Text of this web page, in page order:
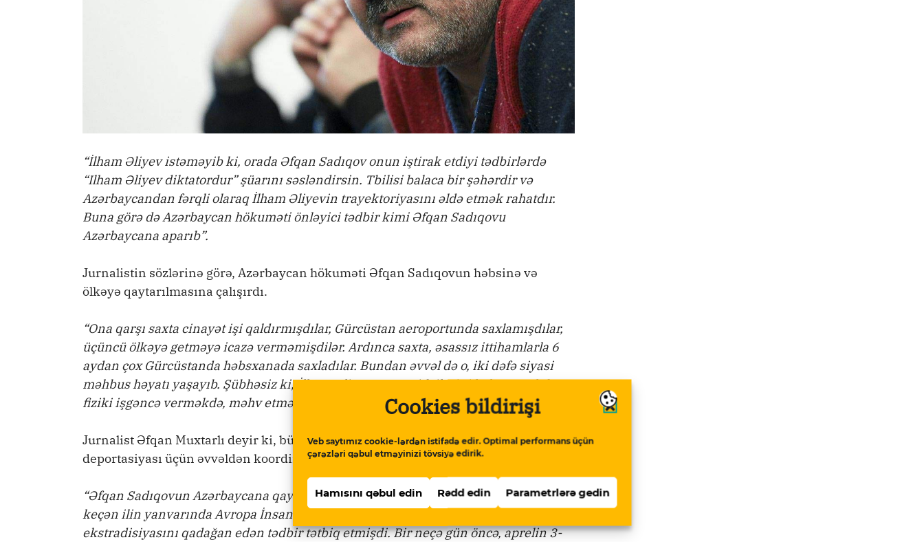
Cookies bildirişi
Veb saytımız cookie-lərdən istifadə edir. Optimal performans üçün
çərəzləri qəbul etməyinizi tövsiyə edirik.
Hamısını qəbul edin Rədd edin Parametrlərə gedin
“İlham Əliyev istəməyib ki, orada Əfqan Sadıqov onun iştirak etdiyi tədbirlərdə
“Ilham Əliyev diktatordur” şüarını səsləndirsin. Tbilisi balaca bir şəhərdir və
Azərbaycandan fərqli olaraq İlham Əliyevin trayektoriyasını əldə etmək rahatdır.
Buna görə də Azərbaycan hökuməti önləyici tədbir kimi Əfqan Sadıqovu
Azərbaycana aparıb”.
Jurnalistin sözlərinə görə, Azərbaycan hökuməti Əfqan Sadıqovun həbsinə və
ölkəyə qaytarılmasına çalışırdı.
“Ona qarşı saxta cinayət işi qaldırmışdılar, Gürcüstan aeroportunda saxlamışdılar,
üçüncü ölkəyə getməyə icazə verməmişdilər. Ardınca saxta, əsassız ittihamlarla 6
aydan çox Gürcüstanda həbsxanada saxladılar. Bundan əvvəl də o, iki dəfə siyasi
məhbus həyatı yaşayıb. Şübhəsiz ki, İlham Əliyev öz tənqidçilərini həbs etməkdə,
fiziki işgəncə verməkdə, məhv etməkdə israrlıdır”
Jurnalist Əfqan Muxtarlı deyir ki, bütün bunlar iki ölkədə Əfqan Sadıqovun
deportasiyası üçün əvvəldən koordinasiya olunub:
“Əfqan Sadıqovun Azərbaycana qaytarılması planlaşdırılmış ssenaridir. Çünki
keçən ilin yanvarında Avropa İnsan Hüquqları Məhkəməsi onun Azərbaycana
ekstradisiyasını qadağan edən tədbir tətbiq etmişdi. Bir neçə gün öncə, aprelin 3-